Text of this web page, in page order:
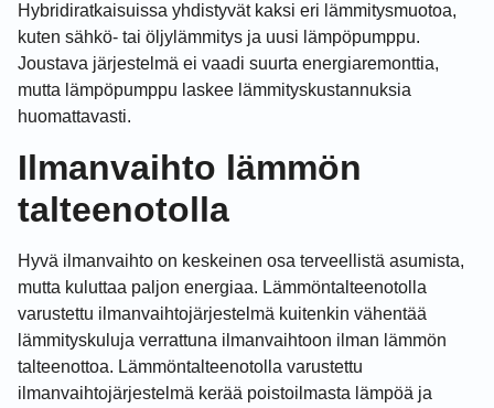
Hybridiratkaisuissa yhdistyvät kaksi eri lämmitysmuotoa,
kuten sähkö- tai öljylämmitys ja uusi lämpöpumppu.
Joustava järjestelmä ei vaadi suurta energiaremonttia,
mutta lämpöpumppu laskee lämmityskustannuksia
huomattavasti.
Ilmanvaihto lämmön
talteenotolla
Hyvä ilmanvaihto on keskeinen osa terveellistä asumista,
mutta kuluttaa paljon energiaa. Lämmöntalteenotolla
varustettu ilmanvaihtojärjestelmä kuitenkin vähentää
lämmityskuluja verrattuna ilmanvaihtoon ilman lämmön
talteenottoa. Lämmöntalteenotolla varustettu
ilmanvaihtojärjestelmä kerää poistoilmasta lämpöä ja